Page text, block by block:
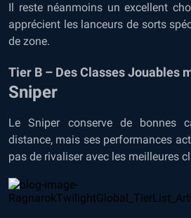
Il reste néanmoins un excellent
apprécient les lanceurs de sorts
de zone.
Tier B – Des Classes Jouables
Sniper
Le Sniper conserve de bonnes
distance, mais ses performances
pas de rivaliser avec les meilleures